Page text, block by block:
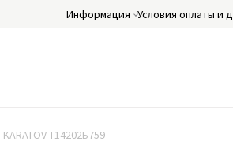
Информация Условия оплаты и
Т14202Б759